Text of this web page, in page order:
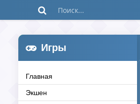
Игры
Главная
Экшен